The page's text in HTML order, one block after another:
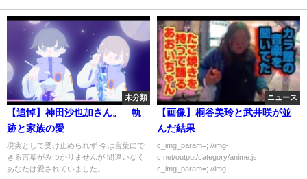
未分類
【追悼】神田沙也加さん。 軌
跡と家族の愛
現実として受け止められず 今は言葉にで
きる言葉がみつかりませんが 間違いなく
あなたは愛されていました。...
ニュース
【画像】桐谷美玲と武井咲が並
んだ結果
c_img_param=; //img-
c.net/output/category/anime.js
c_img_param=; //img...